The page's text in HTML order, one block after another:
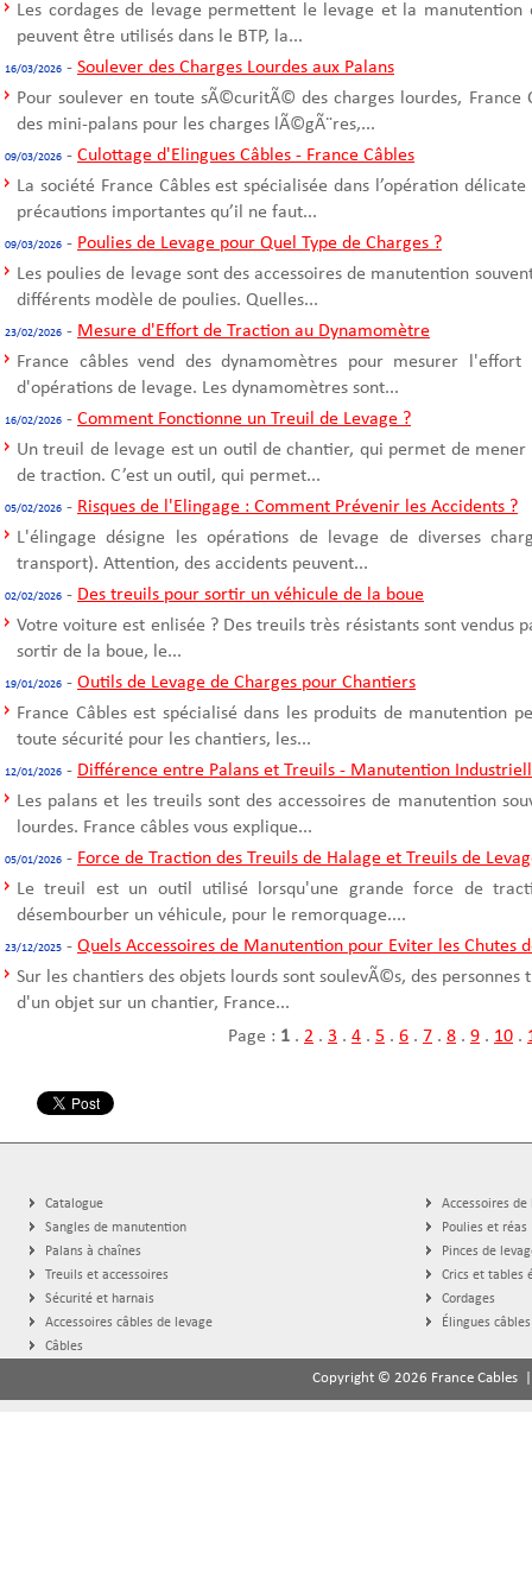
Les cordages de levage permettent le levage et la manutention
peuvent être utilisés dans le BTP, la...
16/03/2026 - Soulever des Charges Lourdes aux Palans
Pour soulever en toute sÃ©curitÃ© des charges lourdes, France
des mini-palans pour les charges lÃ©gÃ¨res,...
09/03/2026 - Culottage d'Elingues Câbles - France Câbles
La société France Câbles est spécialisée dans l’opération
précautions importantes qu’il ne faut...
09/03/2026 - Poulies de Levage pour Quel Type de Charges ?
Les poulies de levage sont des accessoires de manutention
différents modèle de poulies. Quelles...
23/02/2026 - Mesure d'Effort de Traction au Dynamomètre
France câbles vend des dynamomètres pour mesurer
d'opérations de levage. Les dynamomètres sont...
16/02/2026 - Comment Fonctionne un Treuil de Levage ?
Un treuil de levage est un outil de chantier, qui permet de
de traction. C’est un outil, qui permet...
05/02/2026 - Risques de l'Elingage : Comment Prévenir les Accidents ?
L'élingage désigne les opérations de levage de diverses
transport). Attention, des accidents peuvent...
02/02/2026 - Des treuils pour sortir un véhicule de la boue
Votre voiture est enlisée ? Des treuils très résistants sont vendus
sortir de la boue, le...
19/01/2026 - Outils de Levage de Charges pour Chantiers
France Câbles est spécialisé dans les produits de manutention
toute sécurité pour les chantiers, les...
12/01/2026 - Différence entre Palans et Treuils - Manutention
Les palans et les treuils sont des accessoires de manutention
lourdes. France câbles vous explique...
05/01/2026 - Force de Traction des Treuils de Halage et Treuils de
Le treuil est un outil utilisé lorsqu'une grande force de
désembourber un véhicule, pour le remorquage....
23/12/2025 - Quels Accessoires de Manutention pour Eviter les Chutes
Sur les chantiers des objets lourds sont soulevÃ©s, des
d'un objet sur un chantier, France...
Page : 1 . 2 . 3 . 4 . 5 . 6 . 7 . 8 . 9 . 10 .
Catalogue
Sangles de manutention
Palans à chaînes
Treuils et accessoires
Sécurité et harnais
Accessoires câbles de levage
Câbles
Accessoires de
Poulies et réas
Pinces de
Crics et tables
Cordages
Élingues câbles
Copyright © 2026 France